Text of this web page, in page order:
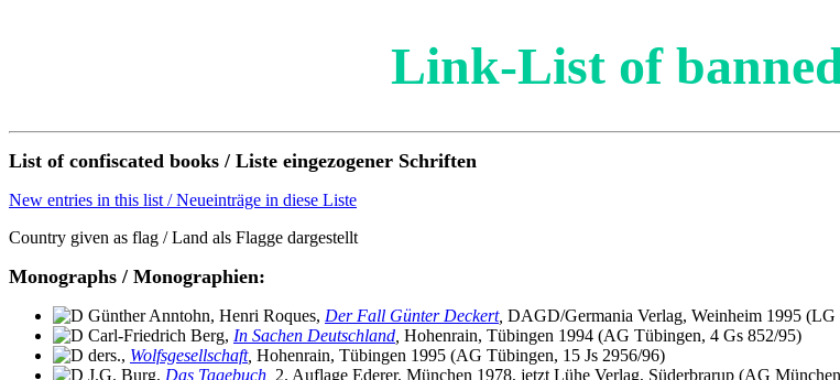
Link-List of
List of confiscated books / Liste eingezogener Schriften
New entries in this list / Neueinträge in diese Liste
Country given as flag / Land als Flagge dargestellt
Monographs / Monographien:
Günther Anntohn, Henri Roques, Der Fall Günter Deckert, DAGD/Germania Verlag, Weinheim 1995
Carl-Friedrich Berg, In Sachen Deutschland Hohenrain, Tübingen 1994 (AG Tübingen, 4 Gs 852/95)
ders., Wolfsgesellschaft, Hohenrain, Tübingen 1995 (AG Tübingen, 15 Js 2956/96)
J.G. Burg, Das Tagebuch 2. Auflage Ederer, München 1978, jetzt Lühe Verlag, Süderbrarup (AG